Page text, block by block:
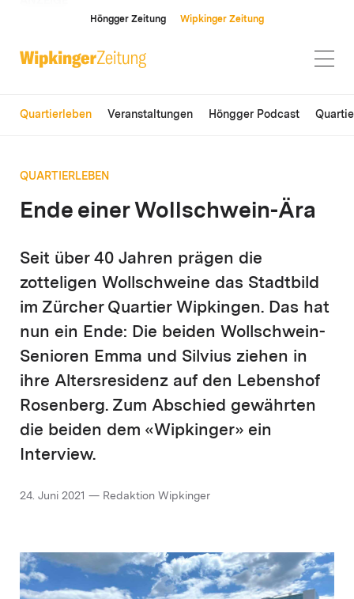
Höngger Zeitung Wipkinger Zeitung
Quartierleben Veranstaltungen Höngger Podcast
QUARTIERLEBEN
Ende einer Wollschwein-Ära
Seit über 40 Jahren prägen die
zotteligen Wollschweine das Stadtbild
im Zürcher Quartier Wipkingen. Das hat
nun ein Ende: Die beiden Wollschwein-
Senioren Emma und Silvius ziehen in
ihre Altersresidenz auf den Lebenshof
Rosenberg. Zum Abschied gewährten
die beiden dem «Wipkinger» ein
Interview.
24. Juni 2021 — Redaktion Wipkinger